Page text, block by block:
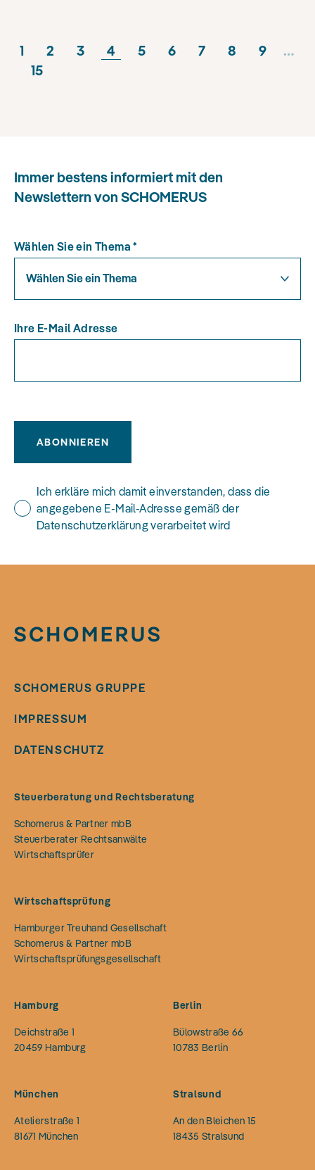
1 2 3 4 5 6 7 8 9
…
15
Immer bestens informiert mit den
Newslettern von SCHOMERUS
Wählen Sie ein Thema *
Wählen Sie ein Thema
Ihre E-Mail Adresse
ABONNIEREN
Ich erkläre mich damit einverstanden, dass die
angegebene E-Mail-Adresse gemäß der
Datenschutzerklärung verarbeitet wird
SCHOMERUS GRUPPE
IMPRESSUM
DATENSCHUTZ
Steuerberatung und Rechtsberatung
Schomerus & Partner mbB
Steuerberater Rechtsanwälte
Wirtschaftsprüfer
Wirtschaftsprüfung
Hamburger Treuhand Gesellschaft
Schomerus & Partner mbB
Wirtschaftsprüfungsgesellschaft
Hamburg
Deichstraße 1
20459 Hamburg
Berlin
Bülowstraße 66
10783 Berlin
München
Atelierstraße 1
81671 München
Stralsund
An den Bleichen 15
18435 Stralsund